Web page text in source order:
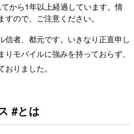
から1年以上経過しています。情
ので、ご注意ください。
信者、都元です。いきなり正直申し
りモバイルに強みを持っておらず、
りました。
#とは